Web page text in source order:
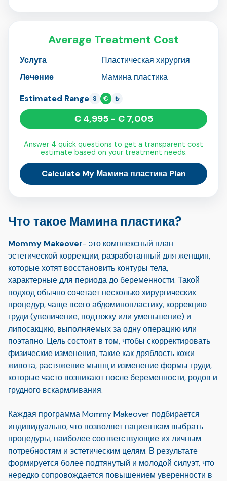
Average Treatment Cost
Услуга
Пластическая хирургия
Лечение
Мамина пластика
Estimated Range $ € ₺
€ 4,995 - € 7,005
Answer 4 quick questions to get a transparent cost
estimate based on your treatment needs.
Calculate My Мамина пластика Plan
Что такое Мамина пластика?
Mommy Makeover- это комплексный план
эстетической коррекции, разработанный для женщин,
которые хотят восстановить контуры тела,
характерные для периода до беременности. Такой
подход обычно сочетает несколько хирургических
процедур, чаще всего абдоминопластику, коррекцию
груди (увеличение, подтяжку или уменьшение) и
липосакцию, выполняемых за одну операцию или
поэтапно. Цель состоит в том, чтобы скорректировать
физические изменения, такие как дряблость кожи
живота, растяжение мышц и изменение формы груди,
которые часто возникают после беременности, родов и
грудного вскармливания.
Каждая программа Mommy Makeover подбирается
индивидуально, что позволяет пациенткам выбрать
процедуры, наиболее соответствующие их личным
потребностям и эстетическим целям. В результате
формируется более подтянутый и молодой силуэт, что
нередко сопровождается повышением уверенности в